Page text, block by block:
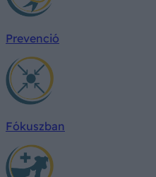
Prevenció
Fókuszban